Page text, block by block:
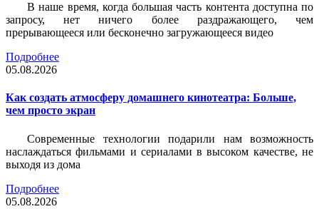
В наше время, когда большая часть контента доступна по
запросу, нет ничего более раздражающего, чем
прерывающееся или бесконечно загружающееся видео
Подробнее
05.08.2026
Как создать атмосферу домашнего кинотеатра: Больше,
чем просто экран
Современные технологии подарили нам возможность
наслаждаться фильмами и сериалами в высоком качестве, не
выходя из дома
Подробнее
05.08.2026